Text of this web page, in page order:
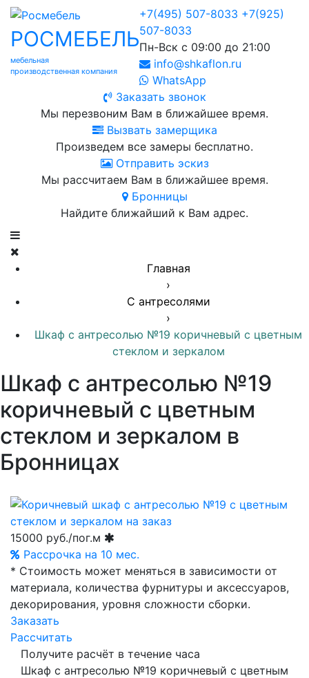
РОСМЕБЕЛЬ
мебельная
производственная компания
+7(495) 507-8033 +7(925)
507-8033
Пн-Вск с 09:00 до 21:00
info@shkaflon.ru
WhatsApp
Заказать звонок
Мы перезвоним Вам в ближайшее время.
Вызвать замерщика
Произведем все замеры бесплатно.
Отправить эскиз
Мы рассчитаем Вам в ближайшее время.
Бронницы
Найдите ближайший к Вам адрес.
Главная
›
С антресолями
›
Шкаф с антресолью №19 коричневый с цветным
стеклом и зеркалом
Шкаф с антресолью №19
коричневый с цветным
стеклом и зеркалом в
Бронницах
15000 руб./пог.м
Рассрочка на 10 мес.
* Стоимость может меняться в зависимости от
материала, количества фурнитуры и аксессуаров,
декорирования, уровня сложности сборки.
Заказать
Рассчитать
Получите расчёт в течение часа
Шкаф с антресолью №19 коричневый с цветным